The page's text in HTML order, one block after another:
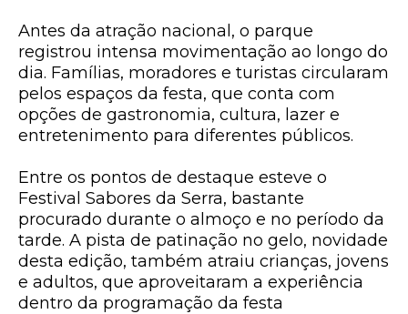
Antes da atração nacional, o parque
registrou intensa movimentação ao longo do
dia. Famílias, moradores e turistas circularam
pelos espaços da festa, que conta com
opções de gastronomia, cultura, lazer e
entretenimento para diferentes públicos.
Entre os pontos de destaque esteve o
Festival Sabores da Serra, bastante
procurado durante o almoço e no período da
tarde. A pista de patinação no gelo, novidade
desta edição, também atraiu crianças, jovens
e adultos, que aproveitaram a experiência
dentro da programação da festa